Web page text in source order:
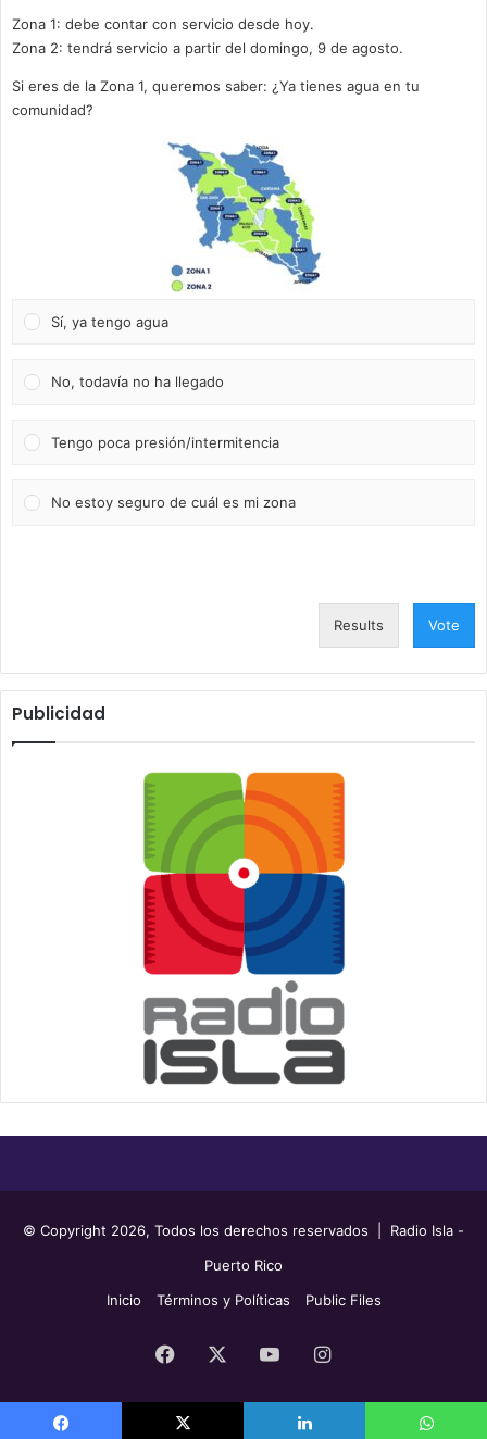
Zona 1: debe contar con servicio desde hoy.
Zona 2: tendrá servicio a partir del domingo, 9 de agosto.
Si eres de la Zona 1, queremos saber: ¿Ya tienes agua en tu
comunidad?
Sí, ya tengo agua
No, todavía no ha llegado
Tengo poca presión/intermitencia
No estoy seguro de cuál es mi zona
Results Vote
Publicidad
© Copyright 2026, Todos los derechos reservados | Radio Isla -
Puerto Rico
Inicio
Términos y Políticas Public Files
Facebook YouTubeInstagram